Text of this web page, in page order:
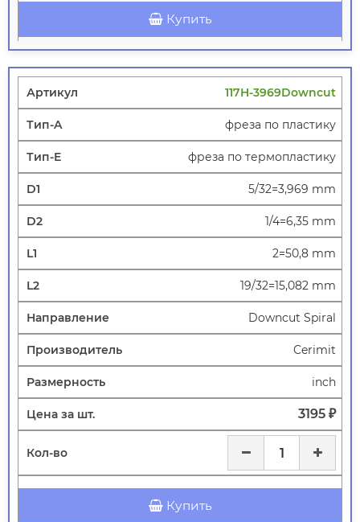
Купить
117H-3969Downcut
фреза по пластику
фреза по термопластику
5/32=3,969 mm
1/4=6,35 mm
2=50,8 mm
19/32=15,082 mm
Downcut Spiral
Cerimit
inch
3195 ₽
Купить